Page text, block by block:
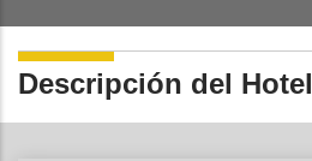
Descripción del Hotel